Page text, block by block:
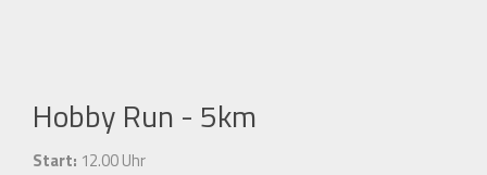
Hobby Run - 5km
Start: 12.00 Uhr